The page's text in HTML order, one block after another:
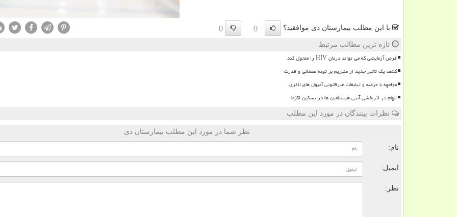
با این مطلب بیمارستان دی موافقید؟ ()
()
تازه ترین مطالب مرتبط
قرص آزمایشی که می تواند درمان HIV را متحول کند
کشف یک تأثیر جدید از منیزیم بر توده عضلانی و قدرت
مواجهه با عرضه و تبلیغات غیرقانونی آمپول های لاغری
ابهام در اثربخشی آنتی هیستامین ها در تسکین اگزما
نظرات بینندگان در مورد این مطلب
نظر شما در مورد این مطلب بیمارستان دی
نام:
ایمیل:
نظر: